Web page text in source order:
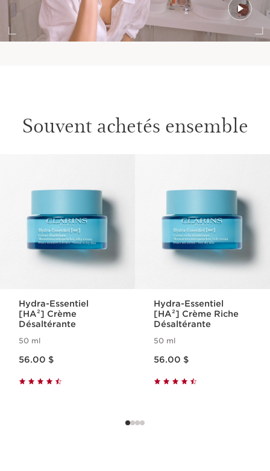
vôtre!
Souvent achetés ensemble
Hydra-Essentiel
[HA²] Crème
Désaltérante
50 ml
56.00 $
Hydra-Essentiel
[HA²] Crème Riche
Désaltérante
50 ml
56.00 $